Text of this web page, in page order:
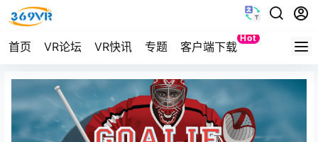
首页 VR论坛 VR快讯 专题 客户端下载
Hot
Quest